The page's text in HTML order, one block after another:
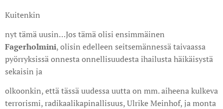
Kuitenkin
nyt tämä uusin…Jos tämä olisi ensimmäinen
Fagerholmini, olisin edelleen seitsemännessä taivaassa
pyörryksissä onnesta onnellisuudesta ihailusta häikäisystä
sekaisin ja
olkoonkin, että tässä uudessa uutta on mm. aiheena kulkeva
terrorismi, radikaalikapinallisuus, Ulrike Meinhof, ja monta